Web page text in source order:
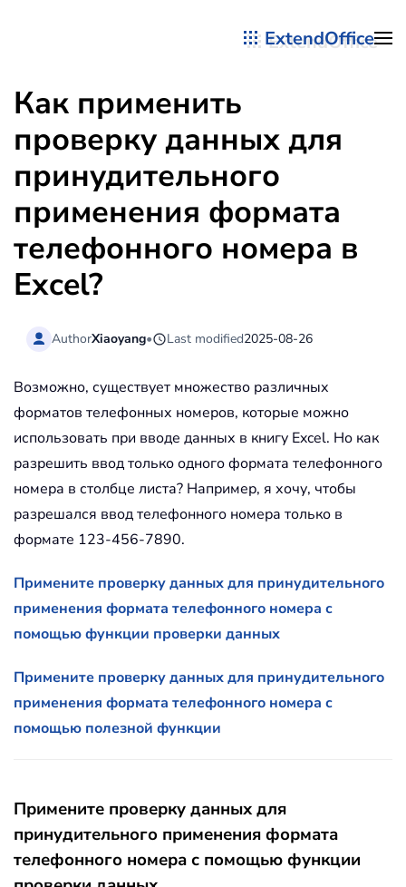
ExtendOffice
Как применить
проверку данных для
принудительного
применения формата
телефонного номера в
Excel?
AuthorXiaoyang• Last modified2025-08-26
Возможно, существует множество различных
форматов телефонных номеров, которые можно
использовать при вводе данных в книгу Excel. Но как
разрешить ввод только одного формата телефонного
номера в столбце листа? Например, я хочу, чтобы
разрешался ввод телефонного номера только в
формате 123-456-7890.
Примените проверку данных для принудительного
применения формата телефонного номера с
помощью функции проверки данных
Примените проверку данных для принудительного
применения формата телефонного номера с
помощью полезной функции
Примените проверку данных для
принудительного применения формата
телефонного номера с помощью функции